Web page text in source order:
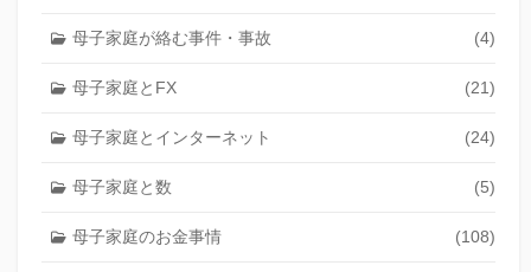
母子家庭が絡む事件・事故 (4)
母子家庭とFX (21)
母子家庭とインターネット (24)
母子家庭と数 (5)
母子家庭のお金事情 (108)